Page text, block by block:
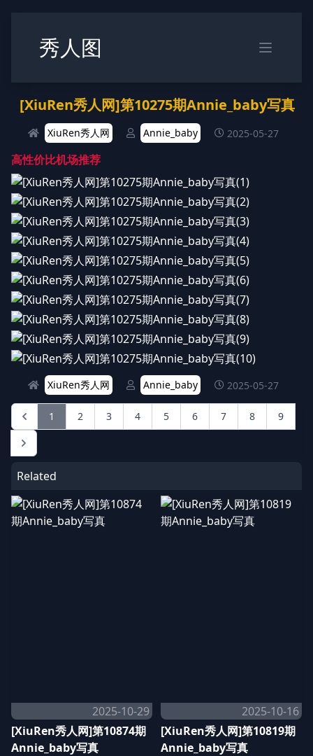
秀人图
[XiuRen秀人网]第10275期Annie_baby写真
XiuRen秀人网 Annie_baby 2025-05-27
高性价比机场推荐
XiuRen秀人网 Annie_baby 2025-05-27
1 2 3 4 5 6 7 8 9
Related
2025-10-29
[XiuRen秀人网]第10874期
Annie_baby写真
2025-10-16
[XiuRen秀人网]第10819期
Annie_baby写真